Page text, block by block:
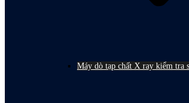
Máy dò tạp chất X ray kiểm tra